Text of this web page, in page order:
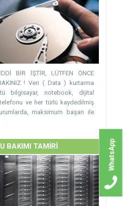
BİR İŞTİR, LÜTFEN ÖNCE
! Veri ( Data ) kurtarma
bilgisayar, notebook, dijital
ve her türlü kaydedilmiş
maksimum başarı ile
BAKIMI TAMİRİ WhatsApp